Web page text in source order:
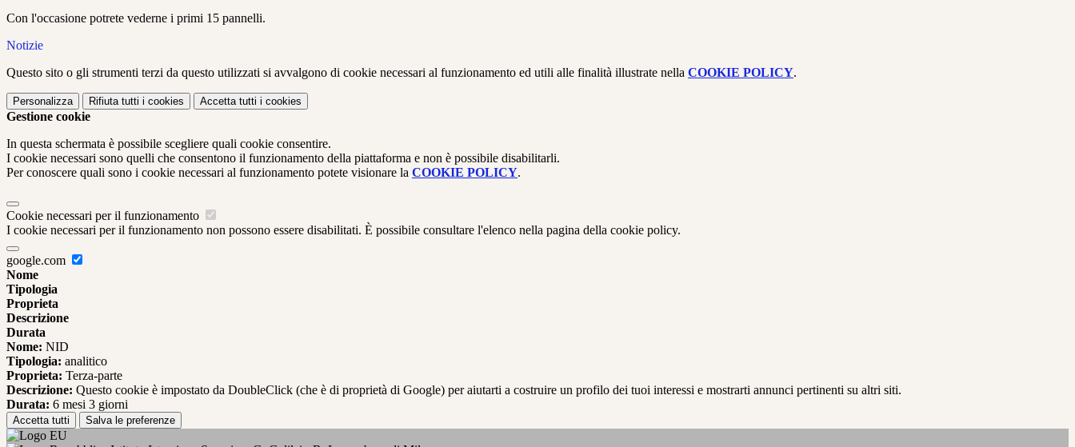
Con l'occasione potrete vederne i primi 15 pannelli.
Notizie
Questo sito o gli strumenti terzi da questo utilizzati si avvalgono di cookie necessari al funzionamento ed utili alle finalità illustrate nella COOKIE POLICY.
Personalizza Rifiuta tutti i cookies Accetta tutti i cookies
Gestione cookie
In questa schermata è possibile scegliere quali cookie consentire.
I cookie necessari sono quelli che consentono il funzionamento della piattaforma e non è possibile disabilitarli.
Per conoscere quali sono i cookie necessari al funzionamento potete visionare la COOKIE POLICY.
Cookie necessari per il funzionamento
I cookie necessari per il funzionamento non possono essere disabilitati. È possibile consultare l'elenco nella pagina della cookie policy.
google.com
Nome
Tipologia
Proprieta
Descrizione
Durata
Nome: NID
Tipologia: analitico
Proprieta: Terza-parte
Descrizione: Questo cookie è impostato da DoubleClick (che è di proprietà di Google) per aiutarti a costruire un profilo dei tuoi interessi e mostrarti annunci pertinenti su altri siti.
Durata: 6 mesi 3 giorni
Accetta tutti Salva le preferenze